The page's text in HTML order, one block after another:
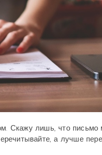
Скажу лишь, что
а лучше